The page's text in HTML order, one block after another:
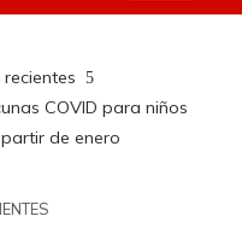
COVID para niños
de enero